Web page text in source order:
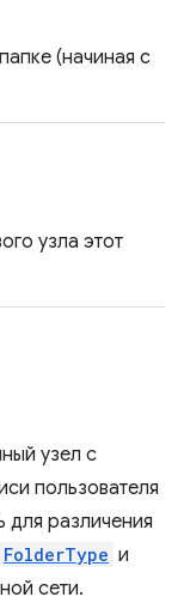
(начиная с
узла этот
узел с
пользователя
различения
FolderType и
сети.